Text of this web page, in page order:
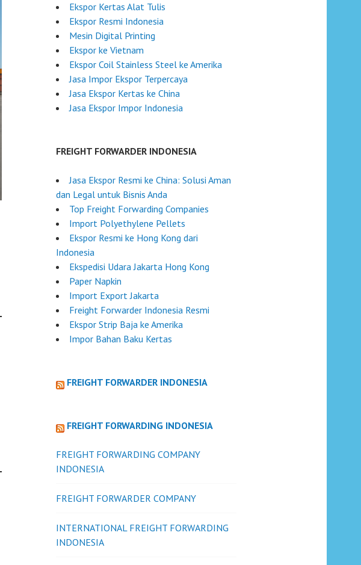
Ekspor Kertas Alat Tulis
Ekspor Resmi Indonesia
Mesin Digital Printing
Ekspor ke Vietnam
Ekspor Coil Stainless Steel ke Amerika
Jasa Impor Ekspor Terpercaya
Jasa Ekspor Kertas ke China
Jasa Ekspor Impor Indonesia
FREIGHT FORWARDER INDONESIA
Jasa Ekspor Resmi ke China: Solusi Aman
dan Legal untuk Bisnis Anda
Top Freight Forwarding Companies
Import Polyethylene Pellets
Ekspor Resmi ke Hong Kong dari
Indonesia
Ekspedisi Udara Jakarta Hong Kong
Paper Napkin
Import Export Jakarta
Freight Forwarder Indonesia Resmi
Ekspor Strip Baja ke Amerika
Impor Bahan Baku Kertas
FREIGHT FORWARDER INDONESIA
FREIGHT FORWARDING INDONESIA
FREIGHT FORWARDING COMPANY
INDONESIA
FREIGHT FORWARDER COMPANY
INTERNATIONAL FREIGHT FORWARDING
INDONESIA